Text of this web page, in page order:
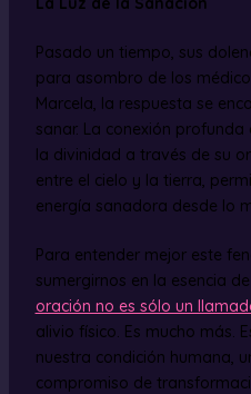
Pasado un tiempo, sus
para asombro de los
Marcela, la respuesta se
sanar. La conexión
la divinidad a través de su
entre el cielo y la tierra,
energía sanadora desde lo
Para entender mejor este
sumergirnos en la esencia
oración no es sólo un
alivio físico. Es mucho más.
nuestra condición humana,
compromiso de